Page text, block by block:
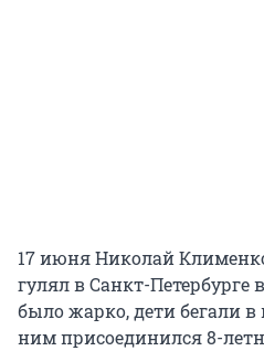
17 июня Николай
гулял в Санкт-Петербурге
было жарко, дети бегали
ним присоединился 8-